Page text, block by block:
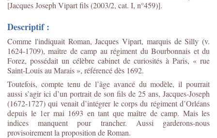
[Jacques Joseph Vipart fils (2003/2, cat. I, n°459)].
Descriptif :
Comme l'indiquait Roman, Jacques Vipart, marquis de Silly (v.
1624-1709), maître de camp au régiment du Bourbonnais et du
Forez, possédait un célèbre cabinet de curiosités à Paris, « rue
Saint-Louis au Marais », référencé dès 1692.
Toutefois, compte tenu de l’âge avancé du modèle, il pourrait
aussi s’agir ici d’un portrait de son fils de 25 ans, Jacques-Joseph
(1672-1727) qui venait d’intégrer le corps du régiment d’Orléans
depuis le 1er mai 1693 en tant que maître de camp. Mais les
indices manquent pour trancher. Aussi garderons-nous
provisoirement la proposition de Roman.